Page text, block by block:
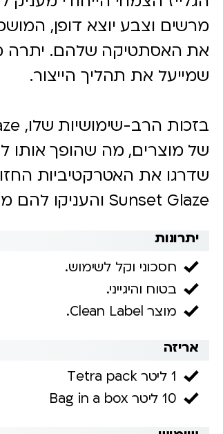
מרשים וצבע יוצא דופן,
את האסתטיקה שלהם. יתרה
שמייעל את תהליך הייצור.
של מוצרים, מה שהופך אותו
שדרגו את האטרקטיביות
Sunset Glaze והעניקו להם מראה טרי, מקצועי ומפתה.
יתרונות
חסכוני וקל לשימוש.
בטוח והיגייני.
מוצר Clean Label.
אריזה
1 ליטר Tetra pack
10 ליטר Bag in a box